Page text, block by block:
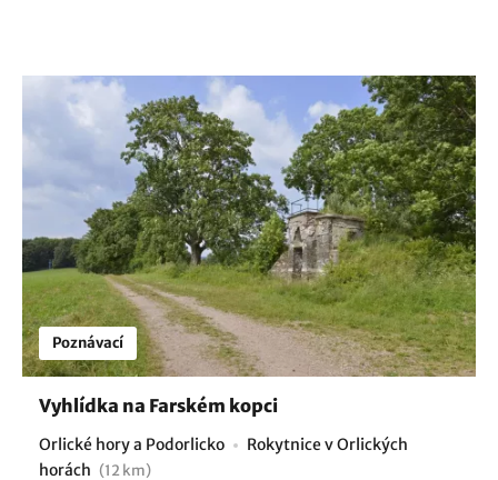
Poznávací
Vyhlídka na Farském kopci
Orlické hory a Podorlicko
Rokytnice v Orlických
horách (12 km)